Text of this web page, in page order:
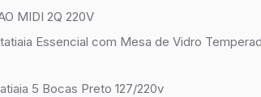
MIDI 2Q 220V
Essencial com Mesa de Vidro
5 Bocas Preto 127/220v